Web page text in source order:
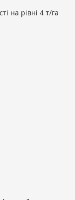
на рівні 4 т/га